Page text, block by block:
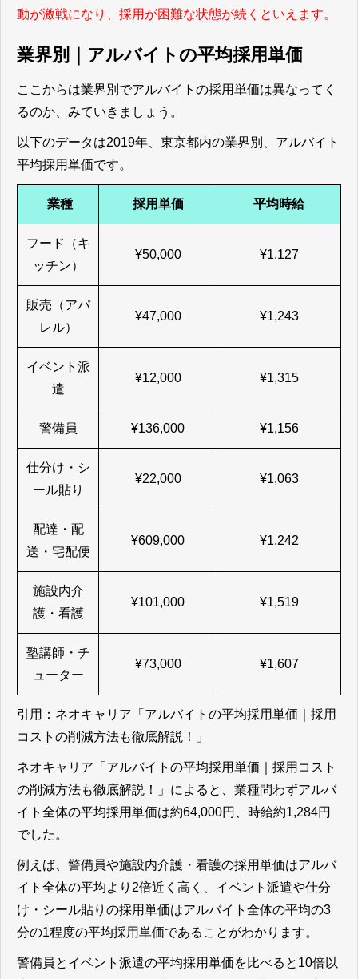
動が激戦になり、採用が困難な状態が続くといえます。
業界別｜アルバイトの平均採用単価
ここからは業界別でアルバイトの採用単価は異なってく
るのか、みていきましょう。
以下のデータは2019年、東京都内の業界別、アルバイト
平均採用単価です。
業種 採用単価 平均時給
フード（キ
ッチン）
¥50,000 ¥1,127
販売（アパ
レル）
¥47,000 ¥1,243
イベント派
遣
¥12,000 ¥1,315
警備員 ¥136,000 ¥1,156
仕分け・シ
ール貼り
¥22,000 ¥1,063
配達・配
送・宅配便
¥609,000 ¥1,242
施設内介
護・看護
¥101,000 ¥1,519
塾講師・チ
ューター
¥73,000 ¥1,607
引用：ネオキャリア 「アルバイトの平均採用単価｜採用
コストの削減方法も徹底解説！」
ネオキャリア 「アルバイトの平均採用単価｜採用コスト
の削減方法も徹底解説！」によると、 業種問わずアルバ
イト全体の平均採用単価は約64,000円、時給約1,284円
でした。
例えば、警備員や施設内介護・看護の採用単価はアルバ
イト全体の平均より2倍近く高く、イベント派遣や仕分
け・シール貼りの採用単価はアルバイト全体の平均の3
分の1程度の平均採用単価であることがわかります。
警備員とイベント派遣の平均採用単価を比べると10倍以